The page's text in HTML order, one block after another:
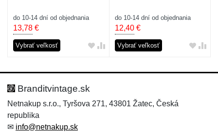
do 10-14 dní od objednania
13,78 €
Vybrať veľkosť
do 10-14 dní od objednania
12,40€
Vybrať veľkosť
Branditvintage.sk
Netnakup s.r.o., Tyršova 271, 43801 Žatec, Česká
republika
✉ info@netnakup.sk